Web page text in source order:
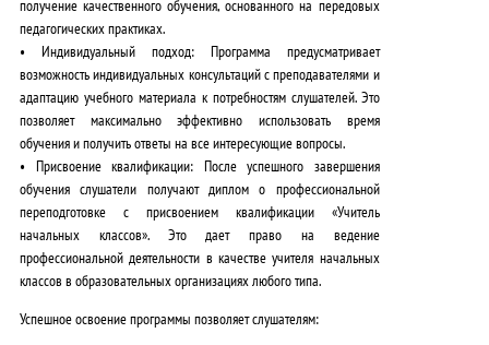
получение качественного обучения, основанного на передовых
педагогических практиках.
• Индивидуальный подход:Программа предусматривает
возможность индивидуальных консультаций с преподавателями и
адаптацию учебного материала к потребностям слушателей. Это
позволяет максимально эффективно использовать время
обучения и получить ответы на все интересующие вопросы.
• Присвоение квалификации: После успешного завершения
обучения слушатели получают диплом о профессиональной
переподготовке с присвоением квалификации «Учитель
начальных классов». Это дает право на ведение
профессиональной деятельности в качестве учителя начальных
классов в образовательных организациях любого типа.
Успешное освоение программы позволяет слушателям: